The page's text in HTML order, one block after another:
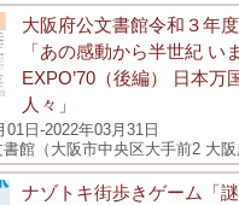
大阪府公文書館令和３年
「あの感動から半世紀 い
EXPO’70（後編） 日本万
人々」
01日-2022年03月31日
館（大阪市中央区大手前2 大阪
ナゾトキ街歩きゲーム「